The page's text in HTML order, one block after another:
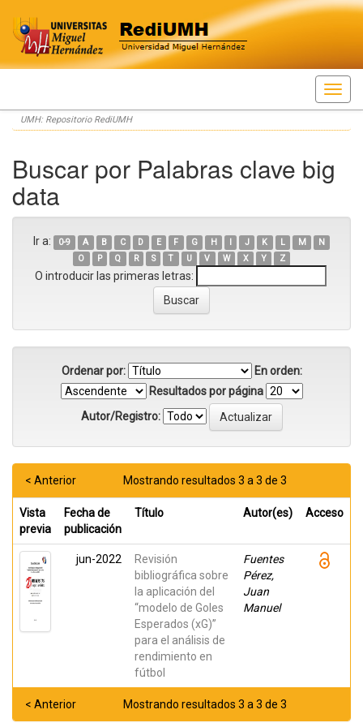
Skip
navigation
UMH: Repositorio RediUMH
Buscar por Palabras clave big
data
Ir a: 0-9 A B C D E F G H I J K L M
N
O
P Q R S T U V W X Y Z
O introducir las primeras letras:
Ordenar por:
En orden:
Resultados por página
Autor/Registro:
Mostrando resultados 3 a 3 de 3
< Anterior
Vista
previa
Fecha de
publicación
Título Autor(es) Acceso
jun-2022
Revisión
bibliográfica sobre
la aplicación del
“modelo de Goles
Esperados (xG)”
para el análisis de
rendimiento en
fútbol
Fuentes
Pérez,
Juan
Manuel
Mostrando resultados 3 a 3 de 3
< Anterior